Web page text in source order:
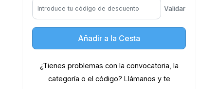
Validar
Añadir a la Cesta
¿Tienes problemas con la convocatoria, la
categoría o el código? Llámanos y te